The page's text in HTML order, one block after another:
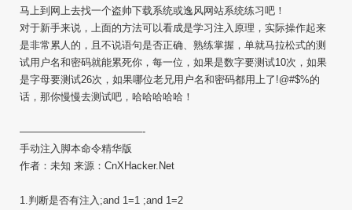
马上到网上去找一个盗帅下载系统或逸风网站系统练习吧！
对于新手来说，上面的方法可以看成是学习注入原理，实际操作起来
是非常累人的，且不说语句是否正确、熟练掌握，单就马拉松式的测
试用户名和密码就能累死你，每一位，如果是数字要测试10次，如果
是字母要测试26次，如果哪位老兄用户名和密码都用上了!@#$%的
话，那你慢慢去测试吧，哈哈哈哈哈！
————————————-
手动注入脚本命令精华版
作者：未知 来源：CnXHacker.Net
1.判断是否有注入;and 1=1 ;and 1=2